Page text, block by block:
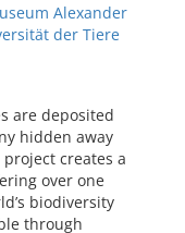
Alexander
der Tiere
are deposited
hidden away
project creates a
over one
biodiversity
through